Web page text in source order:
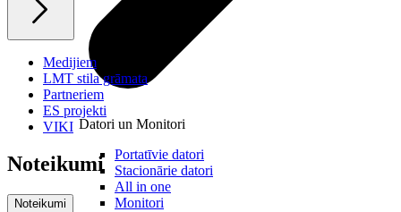
Datori un Monitori
Portatīvie datori
Stacionārie datori
All in one
Monitori
Medijiem
LMT stila grāmata
Partneriem
ES projekti
VIKI
Noteikumi
Noteikumi